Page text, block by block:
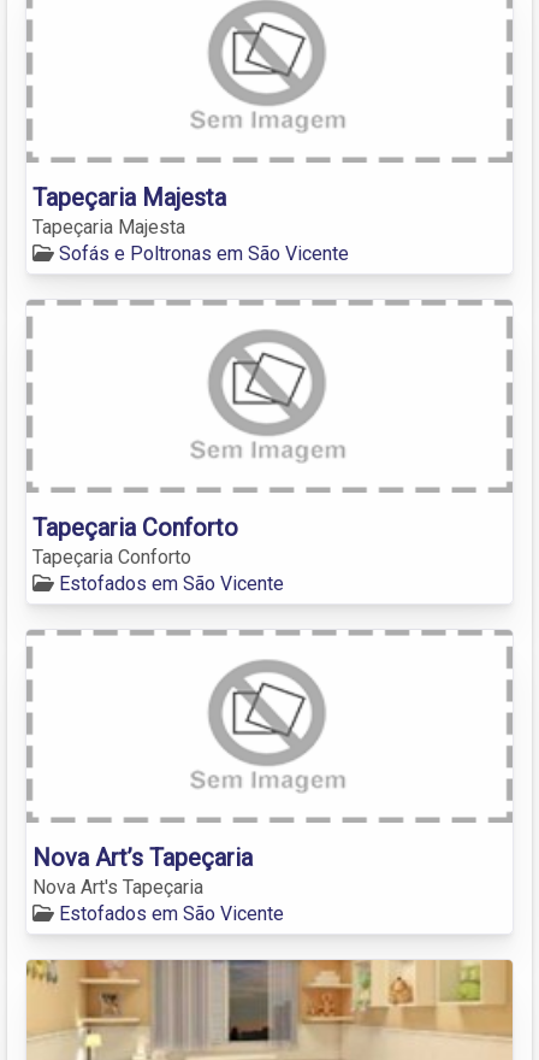
Tapeçaria Majesta
Tapeçaria Majesta
Sofás e Poltronas em São Vicente
Tapeçaria Conforto
Tapeçaria Conforto
Estofados em São Vicente
Nova Art’s Tapeçaria
Nova Art's Tapeçaria
Estofados em São Vicente